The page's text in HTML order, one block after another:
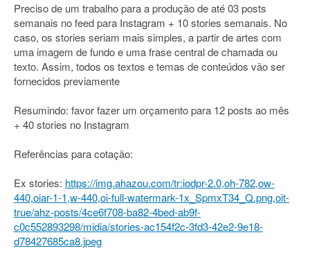
Preciso de um trabalho para a produção de até 03 posts
semanais no feed para Instagram + 10 stories semanais. No
caso, os stories seriam mais simples, a partir de artes com
uma imagem de fundo e uma frase central de chamada ou
texto. Assim, todos os textos e temas de conteúdos vão ser
fornecidos previamente
Resumindo: favor fazer um orçamento para 12 posts ao mês
+ 40 stories no Instagram
Referências para cotação:
Ex stories: https://img.ahazou.com/tr:iodpr-2.0,oh-782,ow-
440,oiar-1-1,w-440,oi-full-watermark-1x_SpmxT34_Q.png,oit-
true/ahz-posts/4ce6f708-ba82-4bed-ab9f-
c0c552893298/midia/stories-ac154f2c-3fd3-42e2-9e18-
d78427685ca8.jpeg